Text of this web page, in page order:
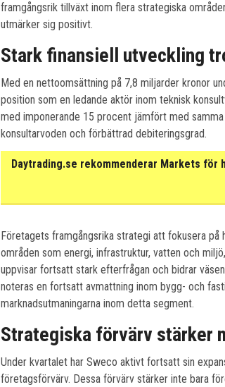
framgångsrik tillväxt inom flera strategiska
utmärker sig positivt.
Stark finansiell utveckling
Med en nettoomsättning på 7,8 miljarder kronor
position som en ledande aktör inom teknisk
med imponerande 15 procent jämfört med
konsultarvoden och förbättrad debiteringsgrad.
Daytrading.se rekommenderar Markets för
Företagets framgångsrika strategi att fokusera
områden som energi, infrastruktur, vatten och
uppvisar fortsatt stark efterfrågan och bidrar
noteras en fortsatt avmattning inom bygg- och
marknadsutmaningarna inom detta segment.
Strategiska förvärv stärker
Under kvartalet har Sweco aktivt fortsatt sin
företagsförvärv. Dessa förvärv stärker inte bara